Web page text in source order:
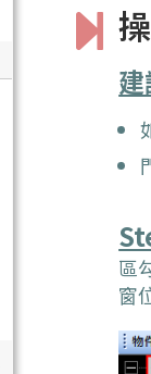
區
窗